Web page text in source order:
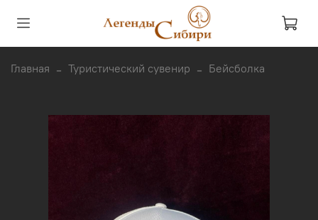
Главная Туристический сувенир Бейсболка